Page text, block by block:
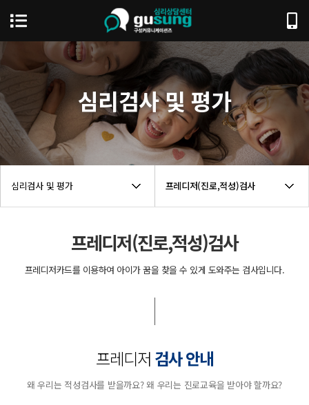
심리검사 및 평가 프레디저(진로,적성)검사
심리검사 및 평가
프레디저(진로,적성)검사
프레디저카드를 이용하여 아이가 꿈을 찾을 수 있게 도와주는 검사입니다.
프레디저 검사 안내
왜 우리는 적성검사를 받을까요? 왜 우리는 진로교육을 받아야 할까요?